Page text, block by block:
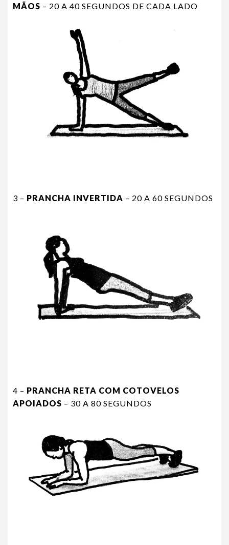
MÃOS – 20 A 40 SEGUNDOS DE CADA LADO
3 – PRANCHA INVERTIDA – 20 A 60 SEGUNDOS
4 – PRANCHA RETA COM COTOVELOS
APOIADOS – 30 A 80 SEGUNDOS